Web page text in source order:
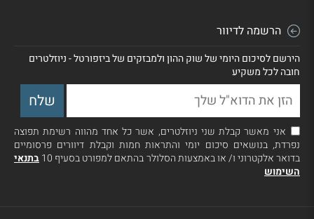
הרשמה לדיוור
הירשם לסיכום היומי של שוק ההון ולמבזקים של ביזפורטל - ניוזלטרים
חובה לכל משקיע
אני מאשר קבלת שני ניוזלטרים, אשר כל אחד מהווה רשימת תפוצה
נפרדת, בנושאים סיכום יומי והתראות חמות וקבלת דיוורים פרסומיים
בדואר אלקטרוני ו/ או באמצעות הסלולר בהתאם למפורט בסעיף 10
בתנאי
השימוש